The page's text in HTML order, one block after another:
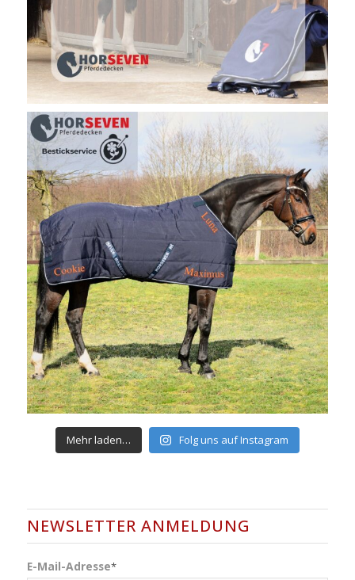
Mehr laden… Folg uns auf Instagram
NEWSLETTER ANMELDUNG
E-Mail-Adresse*